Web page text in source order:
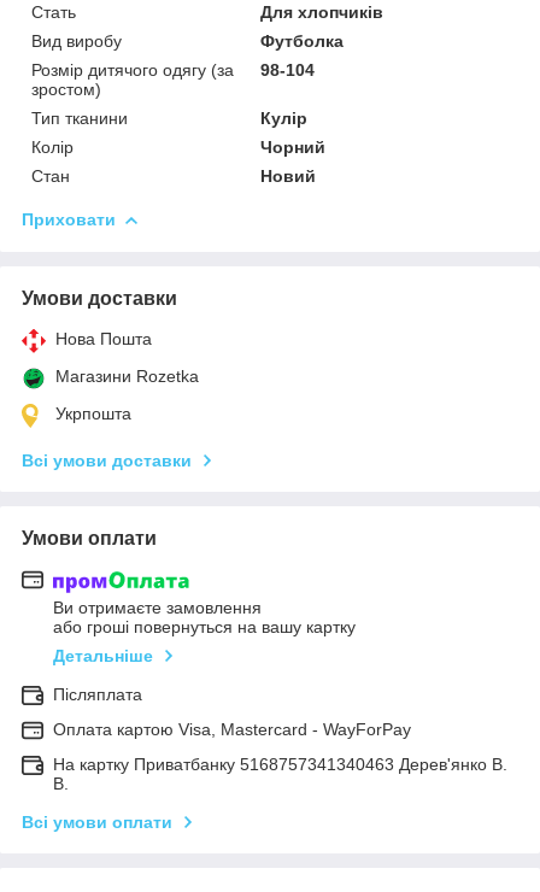
Стать
Для хлопчиків
Вид виробу
Футболка
Розмір дитячого одягу (за
зростом)
98-104
Тип тканини
Кулір
Колір
Чорний
Стан
Новий
Приховати
Умови доставки
Нова Пошта
Магазини Rozetka
Укрпошта
Всі умови доставки
Умови оплати
Ви отримаєте замовлення
або гроші повернуться на вашу картку
Детальніше
Післяплата
Оплата картою Visa, Mastercard - WayForPay
На картку Приватбанку 5168757341340463 Дерев'янко В.
В.
Всі умови оплати